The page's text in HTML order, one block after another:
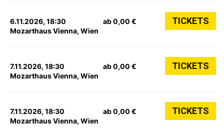
6.11.2026, 18:30
Mozarthaus Vienna, Wien
ab 0,00 € TICKETS
7.11.2026, 18:30
Mozarthaus Vienna, Wien
ab 0,00 € TICKETS
7.11.2026, 18:30
Mozarthaus Vienna, Wien
ab 0,00 € TICKETS